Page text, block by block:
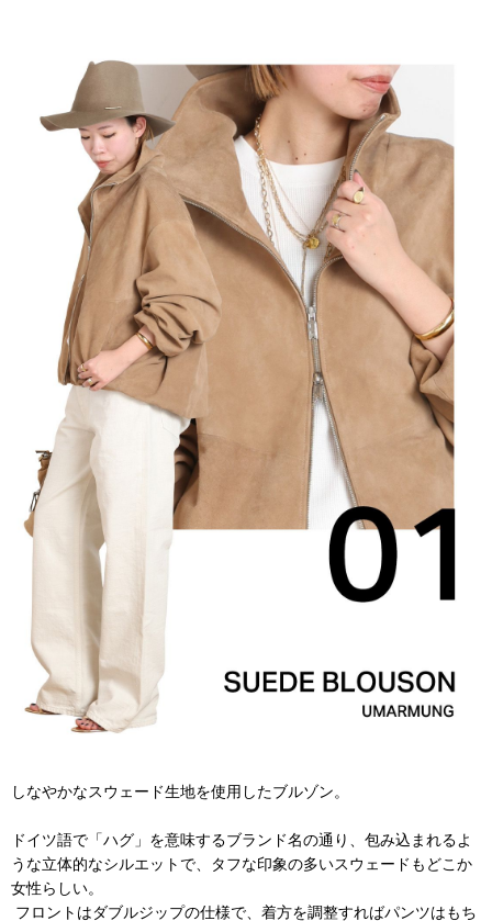
しなやかなスウェード生地を使用したブルゾン。
ドイツ語で「ハグ」を意味するブランド名の通り、包み込まれるよ
うな立体的なシルエットで、タフな印象の多いスウェードもどこか
女性らしい。
フロントはダブルジップの仕様で、着方を調整すればパンツはもち